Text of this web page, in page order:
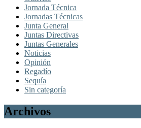
Jornada Técnica
Jornadas Técnicas
Junta General
Juntas Directivas
Juntas Generales
Noticias
Opinión
Regadío
Sequía
Sin categoría
Archivos